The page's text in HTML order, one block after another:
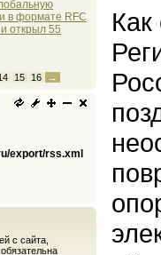
в формате RFC
открыл 55
15 16 →
export/rss.xml
с сайта,
обязательна